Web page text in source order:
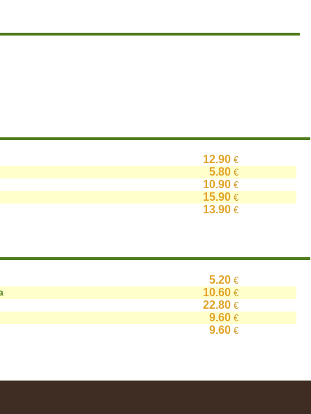
12.90 €
5.80 €
10.90 €
15.90 €
13.90 €
5.20 €
10.60 €
22.80 €
9.60 €
9.60 €